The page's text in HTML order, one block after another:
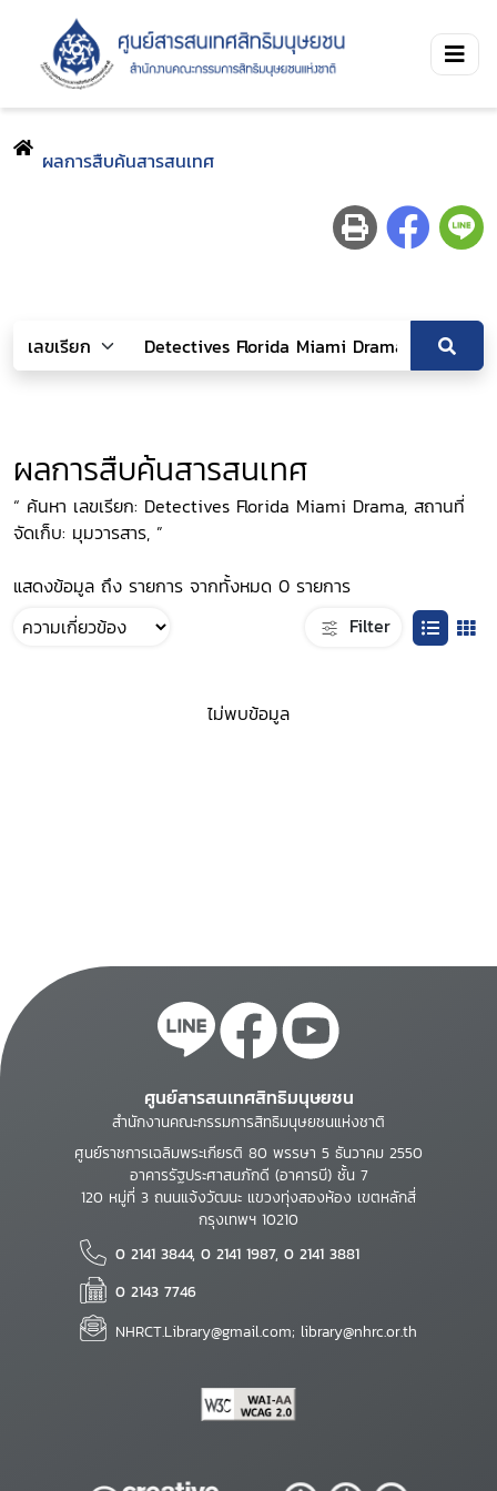
ผลการสืบค้นสารสนเทศ
ผลการสืบค้นสารสนเทศ
“ ค้นหา เลขเรียก: Detectives Florida Miami Drama, สถานที่
จัดเก็บ: มุมวารสาร, ”
แสดงข้อมูล ถึง รายการ จากทั้งหมด 0 รายการ
Filter
ไม่พบข้อมูล
ศูนย์สารสนเทศสิทธิมนุษยชน
สำนักงานคณะกรรมการสิทธิมนุษยชนแห่งชาติ
ศูนย์ราชการเฉลิมพระเกียรติ 80 พรรษา 5 ธันวาคม 2550
อาคารรัฐประศาสนภักดี (อาคารบี) ชั้น 7
120 หมู่ที่ 3 ถนนแจ้งวัฒนะ แขวงทุ่งสองห้อง เขตหลักสี่
กรุงเทพฯ 10210
0 2141 3844, 0 2141 1987, 0 2141 3881
0 2143 7746
NHRCT.Library@gmail.com; library@nhrc.or.th